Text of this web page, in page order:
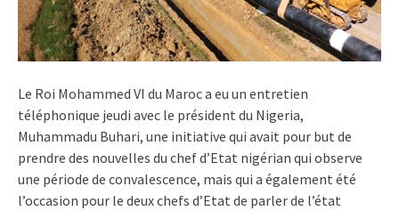
Le Roi Mohammed VI du Maroc a eu un entretien
téléphonique jeudi avec le président du Nigeria,
Muhammadu Buhari, une initiative qui avait pour but de
prendre des nouvelles du chef d’Etat nigérian qui observe
une période de convalescence, mais qui a également été
l’occasion pour le deux chefs d’Etat de parler de l’état